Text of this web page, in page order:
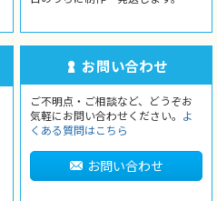
お問い合わせ
ご不明点・ご相談など、どうぞお
気軽にお問い合わせください。 よ
くある質問はこちら
お問い合わせ